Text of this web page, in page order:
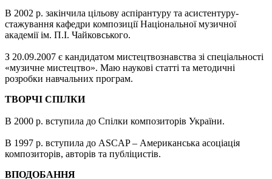
В 2002 р. закінчила цільову аспірантуру та асистентуру-
стажування кафедри композиції Національної музичної
академії ім. П.І. Чайковського.
З 20.09.2007 є кандидатом мистецтвознавства зі спеціальності
«музичне мистецтво». Маю наукові статті та методичні
розробки навчальних програм.
ТВОРЧІ СПІЛКИ
В 2000 р. вступила до Спілки композиторів України.
В 1997 р. вступила до ASCAP – Американська асоціація
композиторів, авторів та публіцистів.
ВПОДОБАННЯ